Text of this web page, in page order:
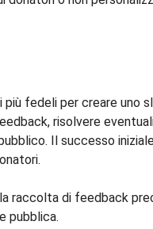
fedeli per creare uno
risolvere
Il successo
raccolta di feedback
pubblica.